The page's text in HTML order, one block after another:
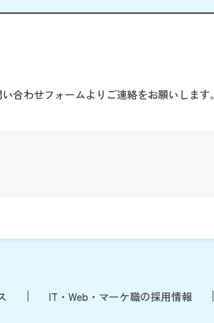
合わせフォームよりご連絡をお願いします。
IT・Web・マーケ職の採用情報